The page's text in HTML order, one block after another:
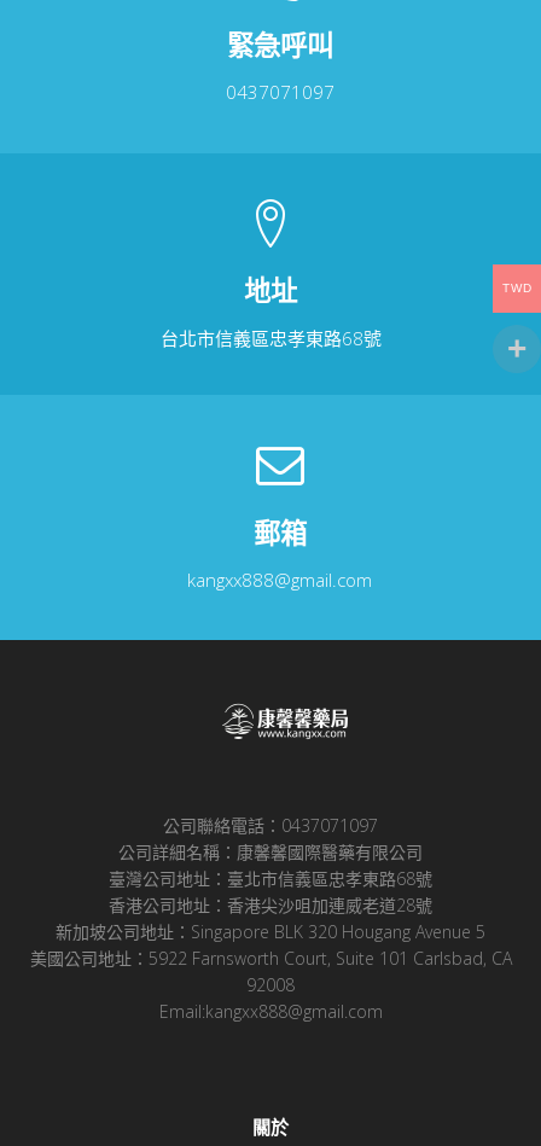
緊急呼叫
0437071097
地址
台北市信義區忠孝東路68號
郵箱
kangxx888@gmail.com
公司聯絡電話：0437071097
公司詳細名稱：康馨馨國際醫藥有限公司
臺灣公司地址：臺北市信義區忠孝東路68號
香港公司地址：香港尖沙咀加連威老道28號
新加坡公司地址：Singapore BLK 320 Hougang Avenue 5
美國公司地址：5922 Farnsworth Court, Suite 101 Carlsbad, CA
92008
Email:kangxx888@gmail.com
關於
TWD